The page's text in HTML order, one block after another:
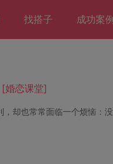
找搭子 成功案
[婚恋课堂]